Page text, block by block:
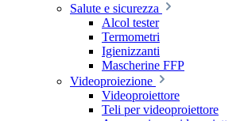
Salute e sicurezza
Alcol tester
Termometri
Igienizzanti
Mascherine FFP
Videoproiezione
Videoproiettore
Teli per videoproiettore